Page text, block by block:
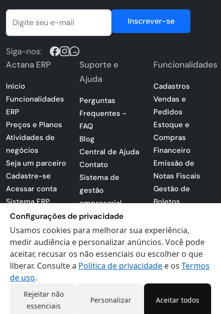
Inscrever-se
Siga-nos:
Actana ERP
Início
Funcionalidades
ERP
Preços e Planos
Atividades de
negócios
Seja um parceiro
Cadastre-se
Acessar conta
Sistema ERP
Apresentação
PDF
Loja -
Certificados
Digitais
Suporte e
Ajuda
Perguntas
Frequentes -
FAQ
Blog
Central de Ajuda
Contato
Sistema de
gestão
empresarial
Sistema para
lojas
Preferências de
cookies
Politica de
Funcionalidades
Cadastros
Vendas e
Pedidos
Estoque e
Compras
Financeiro
Emissão de
Notas Fiscais
Gestão de
Boletos
Configurações de privacidade
Usamos cookies para melhorar sua experiência,
medir audiência e personalizar anúncios. Você pode
aceitar, recusar os não essenciais ou escolher o que
liberar. Consulte a Política de privacidade e os Termos
de uso.
Rejeitar não
essenciais
Personalizar Aceitar todos